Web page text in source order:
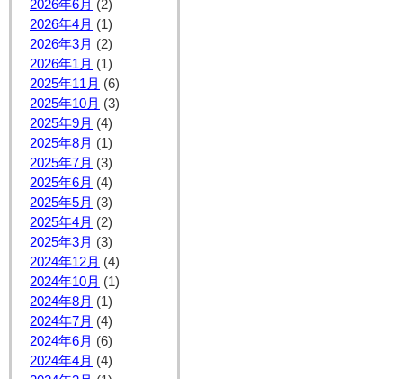
2026年6月 (2)
2026年4月 (1)
2026年3月 (2)
2026年1月 (1)
2025年11月 (6)
2025年10月 (3)
2025年9月 (4)
2025年8月 (1)
2025年7月 (3)
2025年6月 (4)
2025年5月 (3)
2025年4月 (2)
2025年3月 (3)
2024年12月 (4)
2024年10月 (1)
2024年8月 (1)
2024年7月 (4)
2024年6月 (6)
2024年4月 (4)